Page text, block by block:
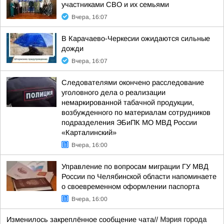
участниками СВО и их семьями
Вчера, 16:07
В Карачаево-Черкесии ожидаются сильные
дожди
Вчера, 16:07
Следователями окончено расследование
уголовного дела о реализации
немаркированной табачной продукции,
возбужденного по материалам сотрудников
подразделения ЭБиПК МО МВД России
«Карталинский»
Вчера, 16:00
Управление по вопросам миграции ГУ МВД
России по Челябинской области напоминаете
о своевременном оформлении паспорта
Вчера, 16:00
Изменилось закреплённое сообщение чата// Мэрия города